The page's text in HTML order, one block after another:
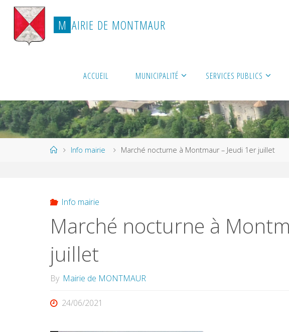
content
M AIRIE DE MONTMAUR
ACCUEIL MUNICIPALITÉ SERVICES PUBLICS
HomeInfo mairie Marché nocturne à Montmaur – Jeudi 1er juillet
Info mairie
Marché nocturne à
juillet
By Mairie de MONTMAUR
24/06/2021